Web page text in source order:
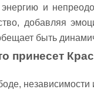
и
добавляя
быть
принесет
независимости